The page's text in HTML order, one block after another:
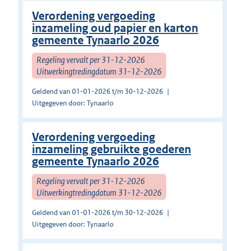
Verordening vergoeding
inzameling oud papier en karton
gemeente Tynaarlo 2026
Regeling vervalt per 31-12-2026
Uitwerkingtredingdatum 31-12-2026
Geldend van 01-01-2026 t/m 30-12-2026
Uitgegeven door: Tynaarlo
Verordening vergoeding
inzameling gebruikte goederen
gemeente Tynaarlo 2026
Regeling vervalt per 31-12-2026
Uitwerkingtredingdatum 31-12-2026
Geldend van 01-01-2026 t/m 30-12-2026
Uitgegeven door: Tynaarlo